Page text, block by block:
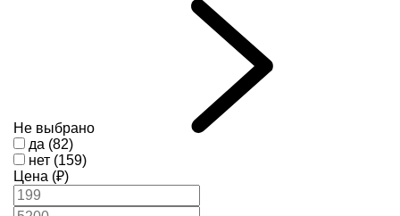
Не выбрано
да (82)
нет (159)
Цена (₽)